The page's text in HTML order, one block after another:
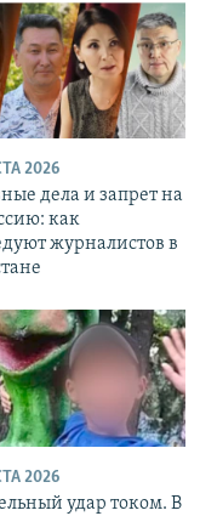
2026
дела и запрет на
как
журналистов в
2026
удар током. В